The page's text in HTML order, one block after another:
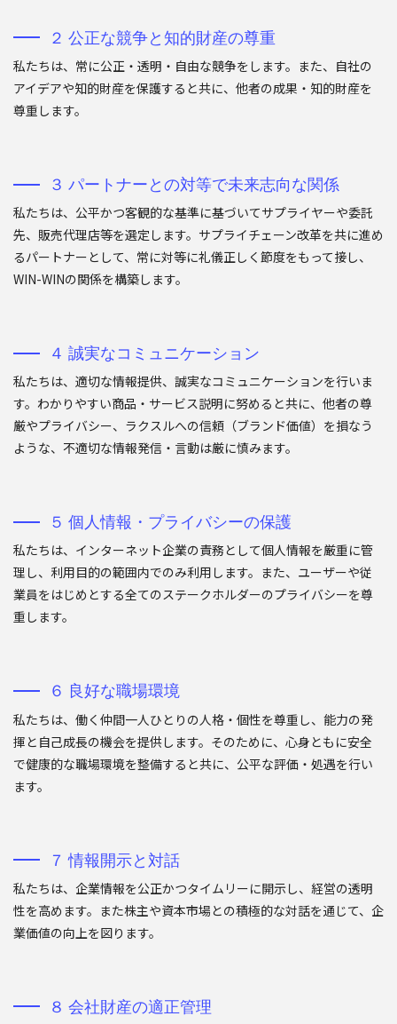
２ 公正な競争と知的財産の尊重
私たちは、常に公正・透明・自由な競争をします。また、自社の
アイデアや知的財産を保護すると共に、他者の成果・知的財産を
尊重します。
３ パートナーとの対等で未来志向な関係
私たちは、公平かつ客観的な基準に基づいてサプライヤーや委託
先、販売代理店等を選定します。サプライチェーン改革を共に進め
るパートナーとして、常に対等に礼儀正しく節度をもって接し、
WIN-WINの関係を構築します。
４ 誠実なコミュニケーション
私たちは、適切な情報提供、誠実なコミュニケーションを行いま
す。わかりやすい商品・サービス説明に努めると共に、他者の尊
厳やプライバシー、ラクスルへの信頼（ブランド価値）を損なう
ような、不適切な情報発信・言動は厳に慎みます。
５ 個人情報・プライバシーの保護
私たちは、インターネット企業の責務として個人情報を厳重に管
理し、利用目的の範囲内でのみ利用します。また、ユーザーや従
業員をはじめとする全てのステークホルダーのプライバシーを尊
重します。
６ 良好な職場環境
私たちは、働く仲間一人ひとりの人格・個性を尊重し、能力の発
揮と自己成長の機会を提供します。そのために、心身ともに安全
で健康的な職場環境を整備すると共に、公平な評価・処遇を行い
ます。
７ 情報開示と対話
私たちは、企業情報を公正かつタイムリーに開示し、経営の透明
性を高めます。また株主や資本市場との積極的な対話を通じて、企
業価値の向上を図ります。
８ 会社財産の適正管理